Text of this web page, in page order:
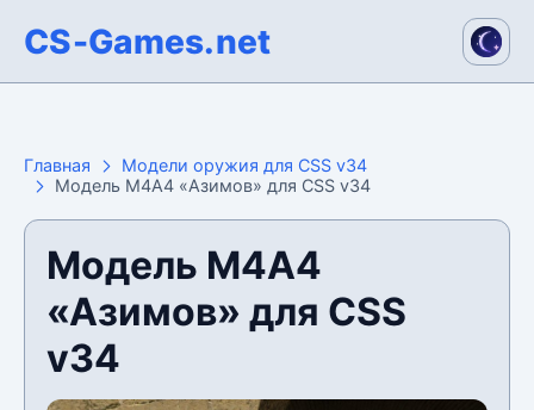
CS-Games.net
Главная
Модели оружия для CSS v34
Модель М4А4 «Азимов» для CSS v34
Модель М4А4
«Азимов» для CSS
v34